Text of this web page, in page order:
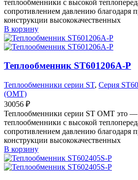
теплообменники с высокой
сопротивлением давлению благодаря
конструкции высококачественных
В корзину
Теплообменник ST601206A-P
Теплообменники серии ST, Серия ST60
(OMT)
30056 ₽
Теплообменники серии ST OMT это
теплообменники с высокой
сопротивлением давлению благодаря
конструкции высококачественных
В корзину